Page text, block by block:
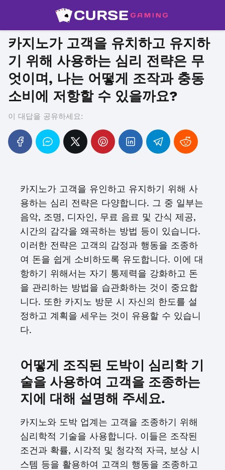
카지노가 고객을 유치하고 유지하
기 위해 사용하는 심리 전략은 무
엇이며, 나는 어떻게 조작과 충동
소비에 저항할 수 있을까요?
이 대답을 공유하세요:
카지노가 고객을 유인하고 유지하기 위해 사
용하는 심리 전략은 다양합니다. 그 중 일부는
음악, 조명, 디자인, 무료 음료 및 간식 제공,
시간의 감각을 왜곡하는 방법 등이 있습니다.
이러한 전략은 고객의 감정과 행동을 조종하
여 돈을 쉽게 소비하도록 유도합니다. 이에 대
항하기 위해서는 자기 통제력을 강화하고 돈
을 관리하는 방법을 습관화하는 것이 중요합
니다. 또한 카지노 방문 시 자신의 한도를 설
정하고 계획을 세우는 것이 유용할 수 있습니
다.
어떻게 조직된 도박이 심리학 기
술을 사용하여 고객을 조종하는
지에 대해 설명해 주세요.
카지노와 도박 업계는 고객을 조종하기 위해
심리학적 기술을 사용합니다. 이들은 조작된
조건과 확률, 시각적 및 청각적 자극, 보상 시
스템 등을 활용하여 고객의 행동을 조종하고